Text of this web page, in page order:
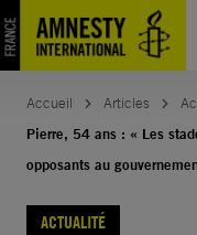
Aller
au
contenu
Accueil Articles
Pierre, 54 ans : « Les
opposants au
ACTUALITÉ